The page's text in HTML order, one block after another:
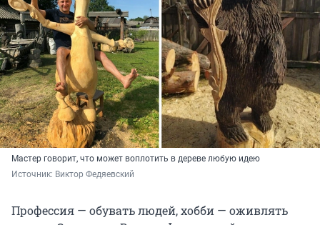
Мастер говорит, что может воплотить в дереве любую идею
Источник: Виктор Федяевский
Профессия — обувать людей, хобби — оживлять